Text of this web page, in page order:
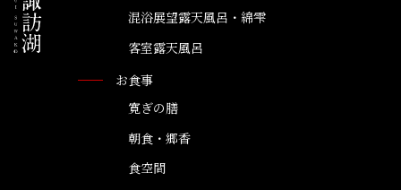
混浴展望露天風呂・綿雫
客室露天風呂
お食事
寛ぎの膳
朝食・郷香
食空間